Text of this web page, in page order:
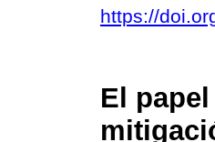
https://
El